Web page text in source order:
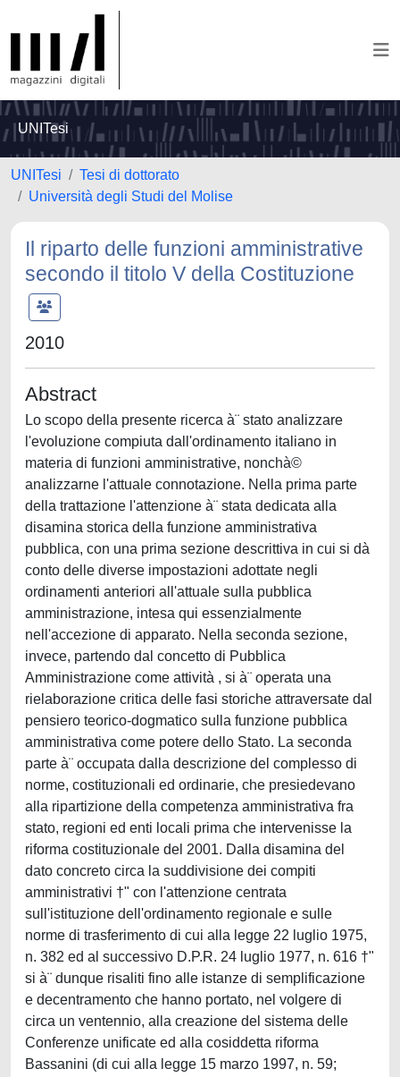
UNITesi
UNITesi
Tesi di dottorato
Università degli Studi del Molise
Il riparto delle funzioni amministrative
secondo il titolo V della Costituzione
2010
Abstract
Lo scopo della presente ricerca à¨ stato analizzare
l'evoluzione compiuta dall'ordinamento italiano in
materia di funzioni amministrative, nonchà©
analizzarne l'attuale connotazione. Nella prima parte
della trattazione l'attenzione à¨ stata dedicata alla
disamina storica della funzione amministrativa
pubblica, con una prima sezione descrittiva in cui si dà
conto delle diverse impostazioni adottate negli
ordinamenti anteriori all'attuale sulla pubblica
amministrazione, intesa qui essenzialmente
nell'accezione di apparato. Nella seconda sezione,
invece, partendo dal concetto di Pubblica
Amministrazione come attività , si à¨ operata una
rielaborazione critica delle fasi storiche attraversate dal
pensiero teorico-dogmatico sulla funzione pubblica
amministrativa come potere dello Stato. La seconda
parte à¨ occupata dalla descrizione del complesso di
norme, costituzionali ed ordinarie, che presiedevano
alla ripartizione della competenza amministrativa fra
stato, regioni ed enti locali prima che intervenisse la
riforma costituzionale del 2001. Dalla disamina del
dato concreto circa la suddivisione dei compiti
amministrativi †" con l'attenzione centrata
sull'istituzione dell'ordinamento regionale e sulle
norme di trasferimento di cui alla legge 22 luglio 1975,
n. 382 ed al successivo D.P.R. 24 luglio 1977, n. 616 †"
si à¨ dunque risaliti fino alle istanze di semplificazione
e decentramento che hanno portato, nel volgere di
circa un ventennio, alla creazione del sistema delle
Conferenze unificate ed alla cosiddetta riforma
Bassanini (di cui alla legge 15 marzo 1997, n. 59;